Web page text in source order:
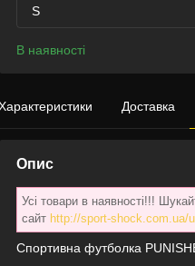
S
В наявності
Доставка
Опис
Усі товари в наявності!!!
сайт http://sport-shock.com.ua/
Спортивна футболка